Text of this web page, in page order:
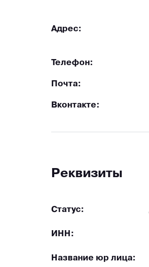
Адрес:
Телефон:
Почта:
Вконтакте:
Реквизиты
Статус:
ИНН:
Название юр лица: